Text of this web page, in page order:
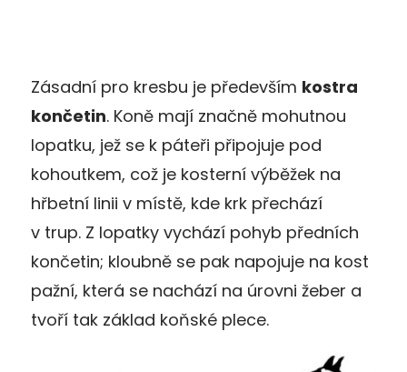
Zásadní pro kresbu je především kostra
končetin. Koně mají značně mohutnou
lopatku, jež se k páteři připojuje pod
kohoutkem, což je kosterní výběžek na
hřbetní linii v místě, kde krk přechází
v trup. Z lopatky vychází pohyb předních
končetin; kloubně se pak napojuje na kost
pažní, která se nachází na úrovni žeber a
tvoří tak základ koňské plece.